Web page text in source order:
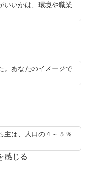
いいかは、環境や職業
。あなたのイメージで
主は、人口の４～５％
感じる